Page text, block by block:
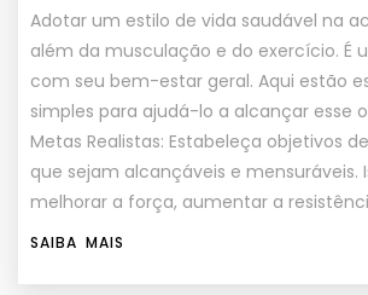
Adotar um estilo de vida saudável na
além da musculação e do exercício. É
com seu bem-estar geral. Aqui estão
simples para ajudá-lo a alcançar esse
Metas Realistas: Estabeleça objetivos
que sejam alcançáveis e mensuráveis.
melhorar a força, aumentar a
SAIBA MAIS